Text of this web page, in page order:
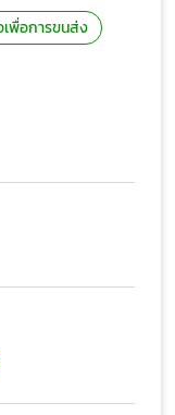
พื่อการขนส่ง